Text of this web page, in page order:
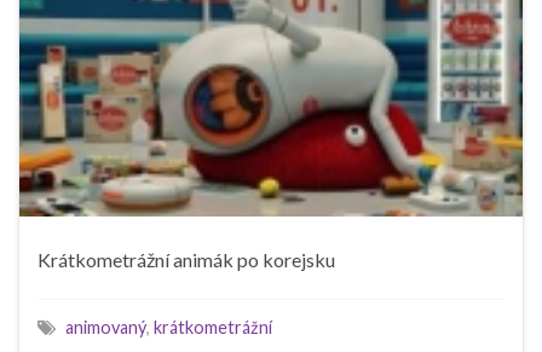
Krátkometrážní animák po korejsku
animovaný, krátkometrážní